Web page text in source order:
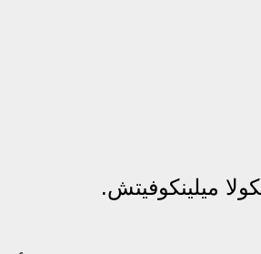
ميلينكوفيتش.